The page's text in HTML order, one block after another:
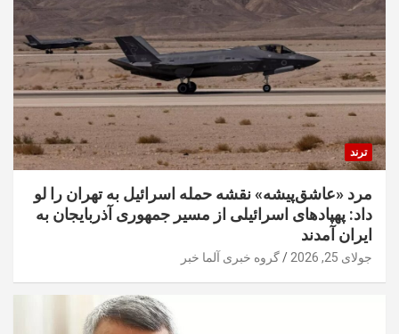
ترند
مرد «عاشق‌پیشه» نقشه حمله اسرائیل به تهران را لو
داد: پهپادهای اسرائیلی از مسیر جمهوری آذربایجان به
ایران آمدند
جولای 25, 2026 گروه خبری آلما خبر